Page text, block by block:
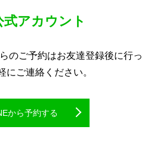
式アカウント
のご予約はお友達登録後に行っ
にご連絡ください。
から予約する